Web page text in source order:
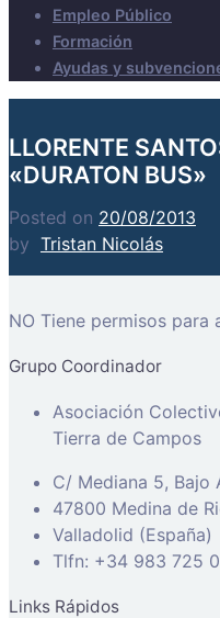
Empleo Público
Formación
Ayudas y
LLORENTE
«DURATON BUS»
Posted on 20/08/2013
by Tristan Nicolás
NO Tiene permisos para
Grupo Coordinador
Asociación
Tierra de Campos
C/ Mediana 5, Bajo
47800 Medina de
Valladolid (España)
Tlfn: +34 983 725
Links Rápidos